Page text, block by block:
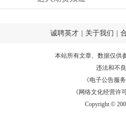
诚聘英才 关于我们
本站所有文章、数据仅供
违法和不
《电子公告服务
《网络文化经营许
Copyright ©